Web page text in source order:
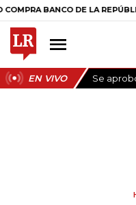
DE LA REPÚBLICA $
EN VIVO Se